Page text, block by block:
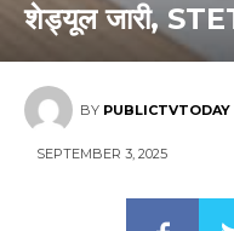
शेड्यूल जारी,
BY
SEPTEMBER 3, 2025